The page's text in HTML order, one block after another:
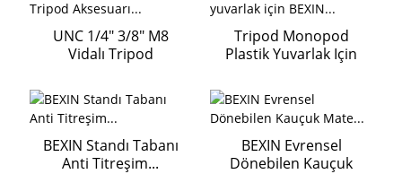
UNC 1/4" 3/8" M8
Vidalı Tripod
Tripod Monopod
Plastik Yuvarlak Için
BEXIN Standı Tabanı
Anti Titreşim...
BEXIN Evrensel
Dönebilen Kauçuk